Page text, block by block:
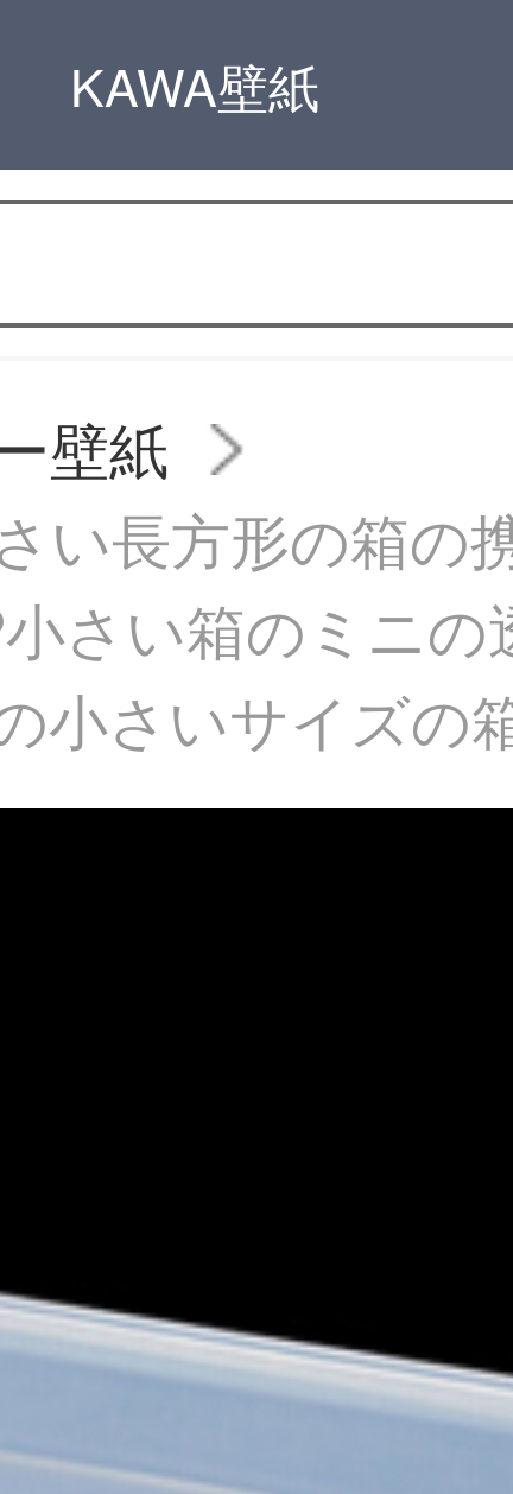
KAWA壁紙
壁紙
い長方形の箱の
さい箱のミニの
小さいサイズの